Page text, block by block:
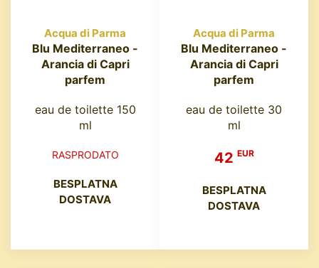
Acqua di Parma
Blu Mediterraneo -
Arancia di Capri
parfem
eau de toilette 150
ml
RASPRODATO
BESPLATNA
DOSTAVA
Acqua di Parma
Blu Mediterraneo -
Arancia di Capri
parfem
eau de toilette 30
ml
42 EUR
BESPLATNA
DOSTAVA